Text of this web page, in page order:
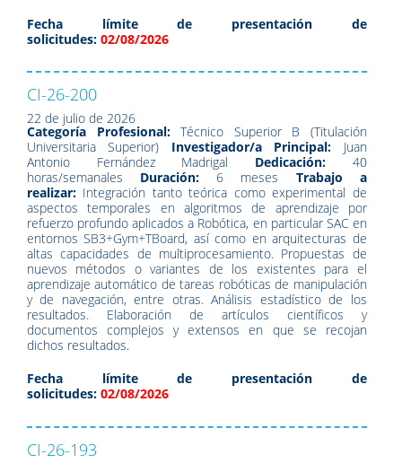
Fecha límite de presentación de
solicitudes: 02/08/2026
CI-26-200
22 de julio de 2026
Categoría Profesional:Técnico Superior B (Titulación
Universitaria Superior) Investigador/a Principal: Juan
Antonio Fernández Madrigal Dedicación: 40
horas/semanales Duración: 6 meses Trabajo a
realizar: Integración tanto teórica como experimental de
aspectos temporales en algoritmos de aprendizaje por
refuerzo profundo aplicados a Robótica, en particular SAC en
entornos SB3+Gym+TBoard, así como en arquitecturas de
altas capacidades de multiprocesamiento. Propuestas de
nuevos métodos o variantes de los existentes para el
aprendizaje automático de tareas robóticas de manipulación
y de navegación, entre otras. Análisis estadístico de los
resultados. Elaboración de artículos científicos y
documentos complejos y extensos en que se recojan
dichos resultados.
Fecha límite de presentación de
solicitudes: 02/08/2026
CI-26-193